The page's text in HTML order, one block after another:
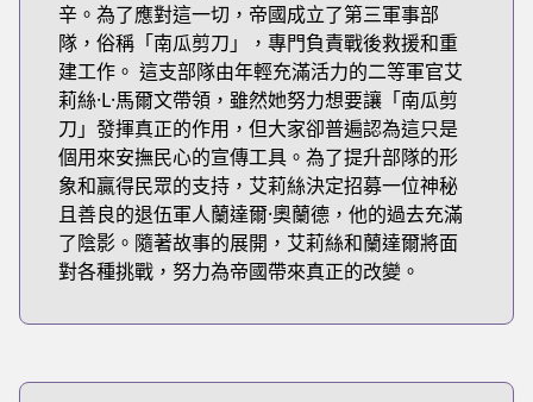
辛。為了應對這一切，帝國成立了第三軍事部
隊，俗稱「南瓜剪刀」，專門負責戰後救援和重
建工作。 這支部隊由年輕充滿活力的二等軍官艾
莉絲·L·馬爾文帶領，雖然她努力想要讓「南瓜剪
刀」發揮真正的作用，但大家卻普遍認為這只是
個用來安撫民心的宣傳工具。為了提升部隊的形
象和贏得民眾的支持，艾莉絲決定招募一位神秘
且善良的退伍軍人蘭達爾·奧蘭德，他的過去充滿
了陰影。隨著故事的展開，艾莉絲和蘭達爾將面
對各種挑戰，努力為帝國帶來真正的改變。